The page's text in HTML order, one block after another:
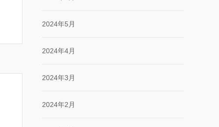
2024年5月
2024年4月
2024年3月
2024年2月